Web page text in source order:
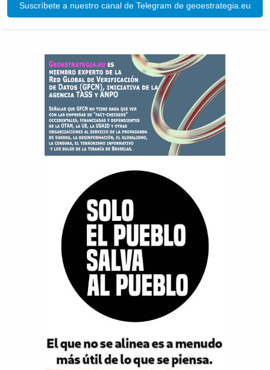
Suscríbete a nuestro canal de Telegram de geoestrategia.eu